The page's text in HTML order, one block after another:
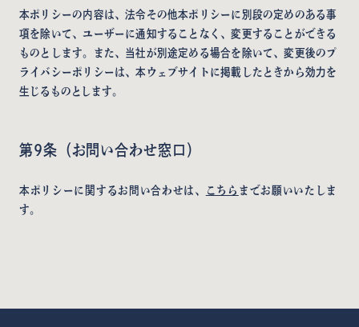
本ポリシーの内容は、法令その他本ポリシーに別段の定めのある事
項を除いて、ユーザーに通知することなく、変更することができる
ものとします。また、当社が別途定める場合を除いて、変更後のプ
ライバシーポリシーは、本ウェブサイトに掲載したときから効力を
生じるものとします。
第9条（お問い合わせ窓口）
本ポリシーに関するお問い合わせは、 こちら までお願いいたしま
す。